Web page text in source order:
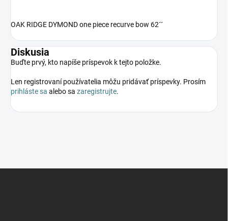
OAK RIDGE DYMOND one piece recurve bow 62´´
Diskusia
Buďte prvý, kto napíše príspevok k tejto položke.
Len registrovaní používatelia môžu pridávať príspevky. Prosím
prihláste sa alebo sa zaregistrujte.